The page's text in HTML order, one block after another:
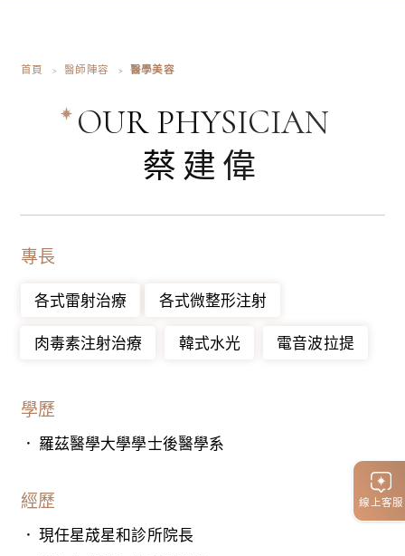
線上客服
首頁 醫師陣容 醫學美容
OUR PHYSICIAN
蔡建偉
專長
各式雷射治療 各式微整形注射
肉毒素注射治療 韓式水光 電音波拉提
學歷
羅茲醫學大學學士後醫學系
經歷
現任星荿星和診所院長